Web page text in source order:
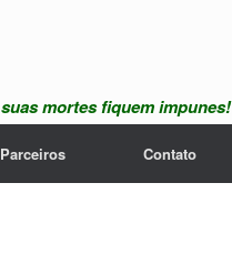
mortes fiquem impunes!
Parceiros Contato